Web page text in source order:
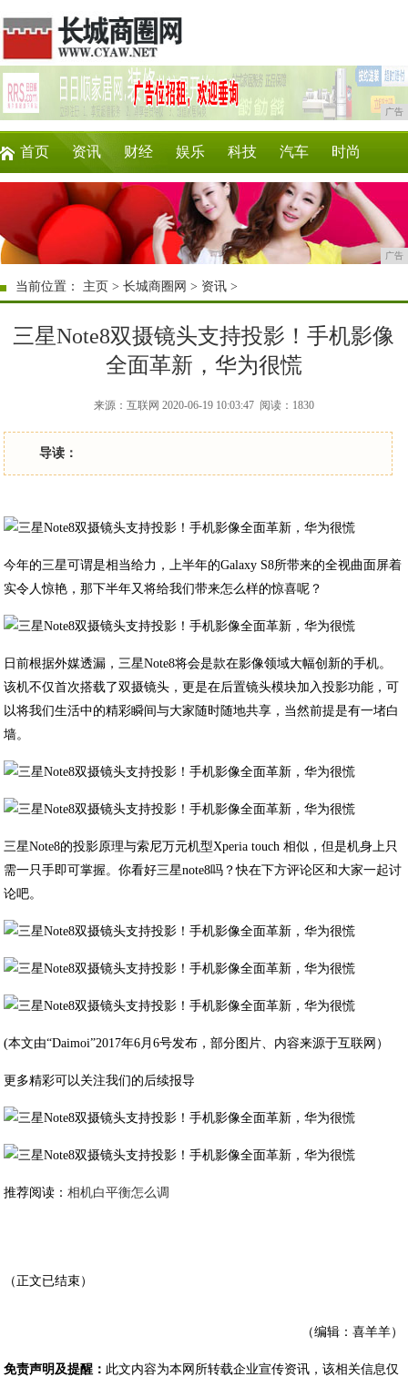
广告
首页 资讯 财经 娱乐 科技 汽车 时尚
游戏 美食 商讯 消费 购物
广告
当前位置： 主页 >长城商圈网 > 资讯 >
三星Note8双摄镜头支持投影！手机影像
全面革新，华为很慌
来源：互联网 2020-06-19 10:03:47 阅读：1830
导读：
今年的三星可谓是相当给力，上半年的Galaxy S8所带来的全视曲面屏着
实令人惊艳，那下半年又将给我们带来怎么样的惊喜呢？
日前根据外媒透漏，三星Note8将会是款在影像领域大幅创新的手机。
该机不仅首次搭载了双摄镜头，更是在后置镜头模块加入投影功能，可
以将我们生活中的精彩瞬间与大家随时随地共享，当然前提是有一堵白
墙。
三星Note8的投影原理与索尼万元机型Xperia touch 相似，但是机身上只
需一只手即可掌握。你看好三星note8吗？快在下方评论区和大家一起讨
论吧。
(本文由“Daimoi”2017年6月6号发布，部分图片、内容来源于互联网）
更多精彩可以关注我们的后续报导
推荐阅读：相机白平衡怎么调
（正文已结束）
（编辑：喜羊羊）
免责声明及提醒： 此文内容为本网所转载企业宣传资讯，该相关信息仅